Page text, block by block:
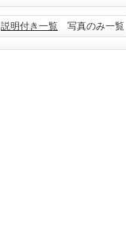
説明付き一覧 写真のみ一覧